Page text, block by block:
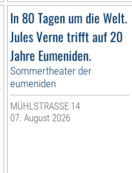
In 80 Tagen um die Welt.
Jules Verne trifft auf 20
Jahre Eumeniden.
Sommertheater der
eumeniden
MÜHLSTRASSE 14
07. August 2026